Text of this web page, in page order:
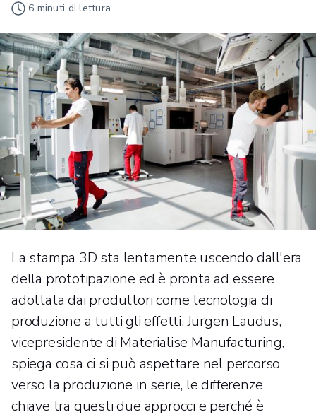
6 minuti di lettura
La stampa 3D sta lentamente uscendo dall'era
della prototipazione ed è pronta ad essere
adottata dai produttori come tecnologia di
produzione a tutti gli effetti. Jurgen Laudus,
vicepresidente di Materialise Manufacturing,
spiega cosa ci si può aspettare nel percorso
verso la produzione in serie, le differenze
chiave tra questi due approcci e perché è